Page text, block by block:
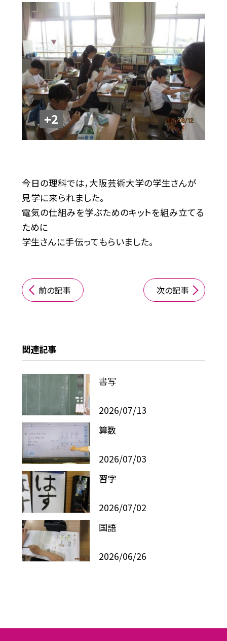
+2
今日の理科では，大阪芸術大学の学生さんが
見学に来られました。
電気の仕組みを学ぶためのキットを組み立てる
ために
学生さんに手伝ってもらいました。
前の記事 次の記事
関連記事
書写
2026/07/13
算数
2026/07/03
習字
2026/07/02
国語
2026/06/26